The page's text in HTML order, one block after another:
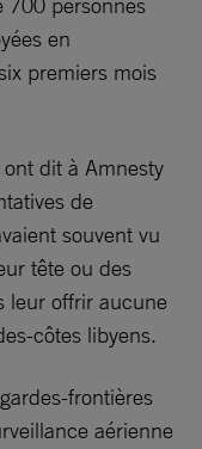
en
premiers mois
ont dit à Amnesty
de
souvent vu
tête ou des
leur offrir aucune
côtes libyens.
frontières
aérienne